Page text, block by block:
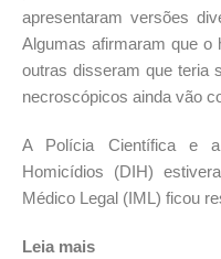
apresentaram versões
Algumas afirmaram que o
outras disseram que teria
necroscópicos ainda vão
A Polícia Científica e
Homicídios (DIH)
Médico Legal (IML) ficou
Leia mais